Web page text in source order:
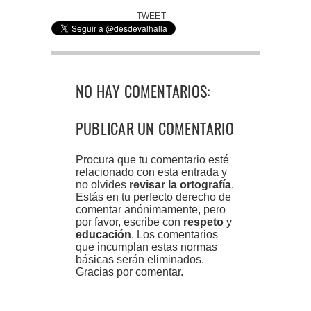
TWEET
NO HAY COMENTARIOS:
PUBLICAR UN COMENTARIO
Procura que tu comentario esté
relacionado con esta entrada y
no olvides revisar la ortografía.
Estás en tu perfecto derecho de
comentar anónimamente, pero
por favor, escribe con respeto y
educación. Los comentarios
que incumplan estas normas
básicas serán eliminados.
Gracias por comentar.